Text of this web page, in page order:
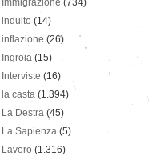
Immigrazione (734)
indulto (14)
inflazione (26)
Ingroia (15)
Interviste (16)
la casta (1.394)
La Destra (45)
La Sapienza (5)
Lavoro (1.316)